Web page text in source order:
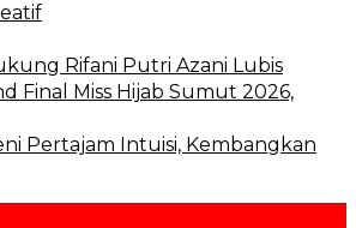
Rifani Putri Azani Lubis
Final Miss Hijab Sumut 2026,
Pertajam Intuisi, Kembangkan